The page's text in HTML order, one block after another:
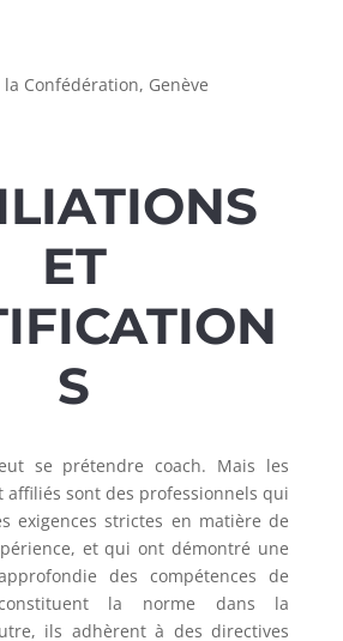
Confédération, Genève
ET
S
se prétendre coach. Mais les
affiliés sont des professionnels qui
exigences strictes en matière de
et qui ont démontré une
des compétences de
la norme dans la
ils adhèrent à des directives